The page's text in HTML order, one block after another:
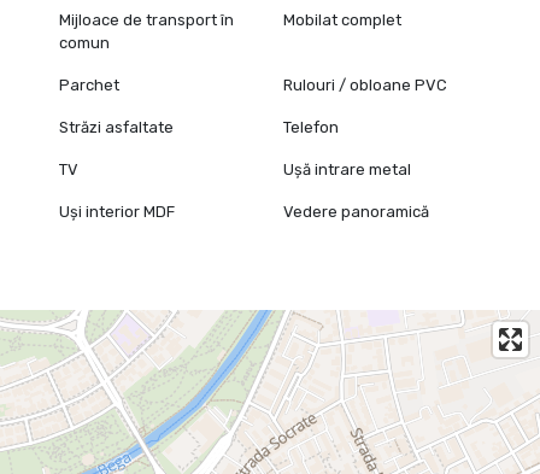
Mijloace de transport în
comun
Mobilat complet
Parchet Rulouri / obloane PVC
Străzi asfaltate Telefon
TV Ușă intrare metal
Uși interior MDF Vedere panoramică